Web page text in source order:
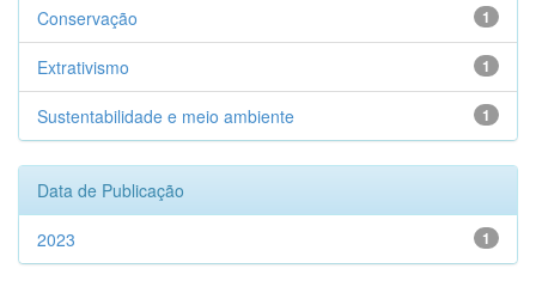
1
Conservação
1
Extrativismo
1
Sustentabilidade e meio ambiente
Data de Publicação
1
2023